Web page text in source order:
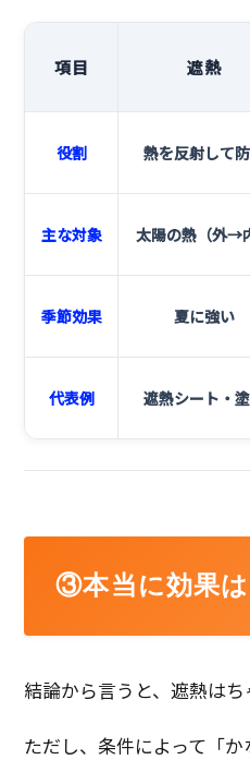
項目 遮熱
役割 熱を反射して
主な対象 太陽の熱（外→
季節効果 夏に強い
代表例 遮熱シート・
③本当に効果は
結論から言うと、遮熱はち
ただし、条件によって「